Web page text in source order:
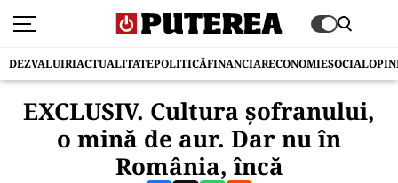
DEZVALUIRIACTUALITATEPOLITICĂFINANCIARECONOMIESOCIAL
EXCLUSIV. Cultura șofranului,
o mină de aur. Dar nu în
România, încă